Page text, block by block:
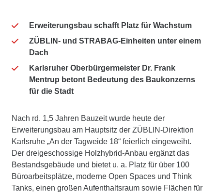
Erweiterungsbau schafft Platz für Wachstum
ZÜBLIN- und STRABAG-Einheiten unter einem
Dach
Karlsruher Oberbürgermeister Dr. Frank
Mentrup betont Bedeutung des Baukonzerns
für die Stadt
Nach rd. 1,5 Jahren Bauzeit wurde heute der
Erweiterungsbau am Hauptsitz der ZÜBLIN-Direktion
Karlsruhe „An der Tagweide 18“ feierlich eingeweiht.
Der dreigeschossige Holzhybrid-Anbau ergänzt das
Bestandsgebäude und bietet u. a. Platz für über 100
Büroarbeitsplätze, moderne Open Spaces und Think
Tanks, einen großen Aufenthaltsraum sowie Flächen für